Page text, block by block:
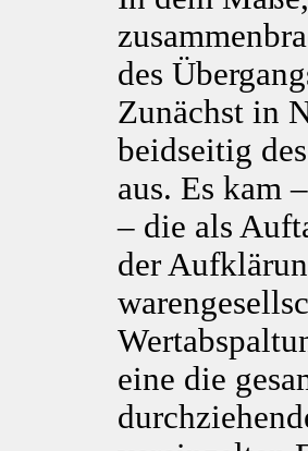
des
Zunächst in
beidseitig
aus. Es kam
– die als
der
eine die